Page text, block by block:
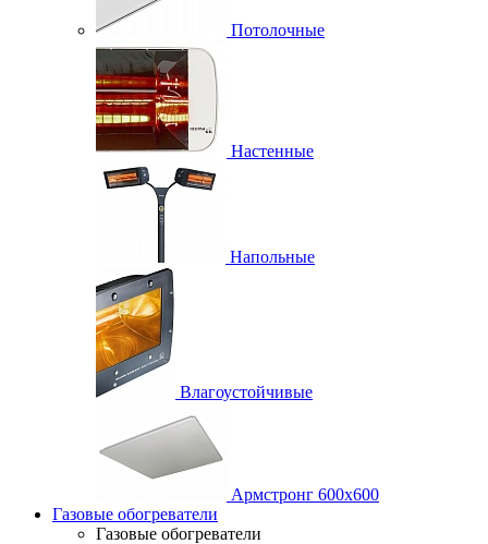
Потолочные
Настенные
Напольные
Влагоустойчивые
Армстронг 600х600
Газовые обогреватели
Газовые обогреватели